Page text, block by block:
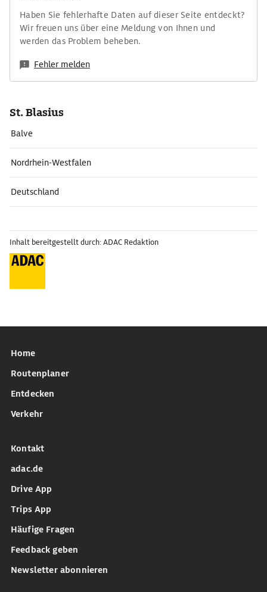
Haben Sie fehlerhafte Daten auf dieser Seite entdeckt?
Wir freuen uns über eine Meldung von Ihnen und
werden das Problem beheben.
Fehler melden
St. Blasius
Balve
Nordrhein-Westfalen
Deutschland
Inhalt bereitgestellt durch: ADAC Redaktion
Home
Routenplaner
Entdecken
Verkehr
Kontakt
adac.de
Drive App
Trips App
Häufige Fragen
Feedback geben
Newsletter abonnieren